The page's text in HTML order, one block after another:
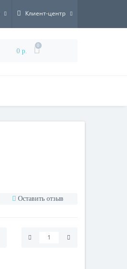
Клиент-центр
0 р.
0
Оставить отзыв